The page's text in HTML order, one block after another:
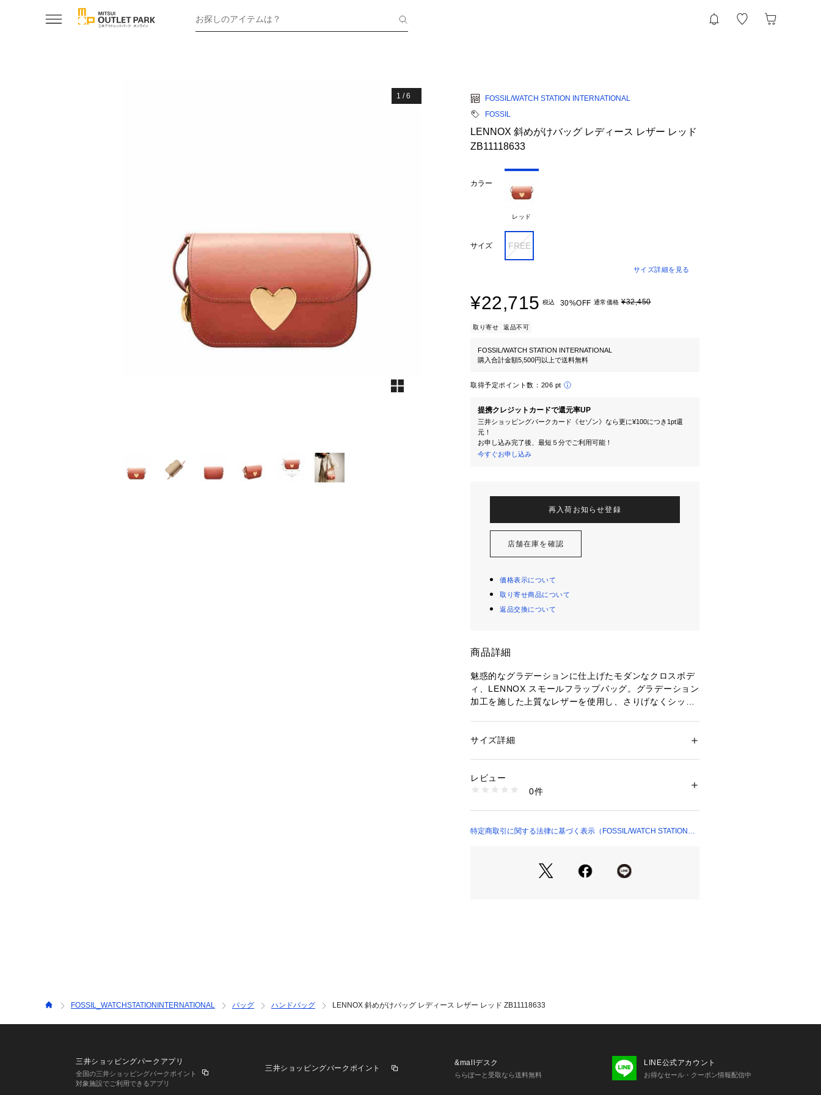
お探しのアイテムは？
1 /6
FOSSIL/WATCH STATION INTERNATIONAL
FOSSIL
LENNOX 斜めがけバッグ レディース レザー レッド
ZB11118633
カラー
レッド
サイズ FREE
サイズ詳細を見る
¥22,715 税込 30%OFF 通常価格 ¥32,450
取り寄せ 返品不可
FOSSIL/WATCH STATION INTERNATIONAL
購入合計金額5,500円以上で送料無料
取得予定ポイント数： 206 pt
提携クレジットカードで還元率UP
三井ショッピングパークカード《セゾン》なら更に¥100につき1pt還
元！
お申し込み完了後、最短５分でご利用可能！
今すぐお申し込み
再入荷お知らせ登録
店舗在庫を確認
価格表示について
取り寄せ商品について
返品交換について
商品詳細
魅惑的なグラデーションに仕上げたモダンなクロスボデ
ィ、LENNOX スモールフラップバッグ。グラデーション
加工を施した上質なレザーを使用し、さりげなくシック
ポケット、クレジットカード入れを備え、必需品を整理
シーンにも活躍する、使い勝手のよいバッグです。Foss
ilのレザー製品は、Leather Working Group（LWG）を
コレクション名：LENNOX
調節可能なクロスボディストラップ x 1
内側のディテール：スライドポケット x 1、ファスナー
とに努め、人々や地域社会にポジティブな変化をもたら
すよう取り組んでいます。
品と色味が異なって見える場合がございます。
性別：レディース
商品番号：
ZB11118633 （ショップ）
サイズ詳細
レビュー
0件
特定商取引に関する法律に基づく表示（FOSSIL/WATCH STATION
FOSSIL_WATCHSTATIONINTERNATIONAL バッグ ハンドバッグ LENNOX 斜めがけバッグ レディース レザー レッド ZB11118633
三井ショッピングパークアプリ
全国の三井ショッピングパークポイント
対象施設でご利用できるアプリ
三井ショッピングパークポイント
&mallデスク
ららぽーと受取なら送料無料
LINE公式アカウント
お得なセール・クーポン情報配信中